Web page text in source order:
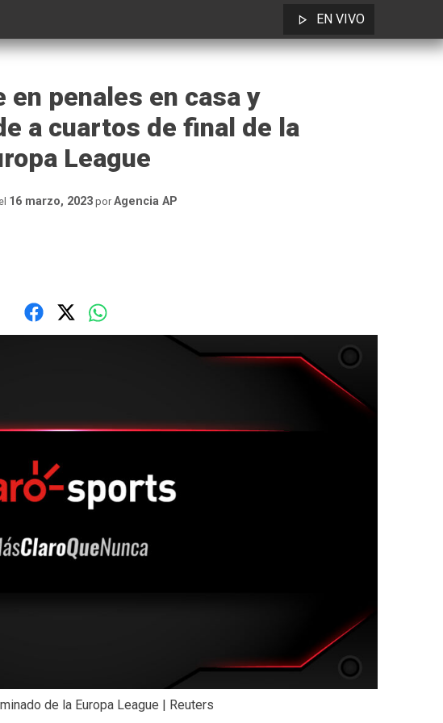
EN VIVO
en penales en casa y
a cuartos de final de la
League
16 marzo, 2023por Agencia AP
de la Europa League | Reuters